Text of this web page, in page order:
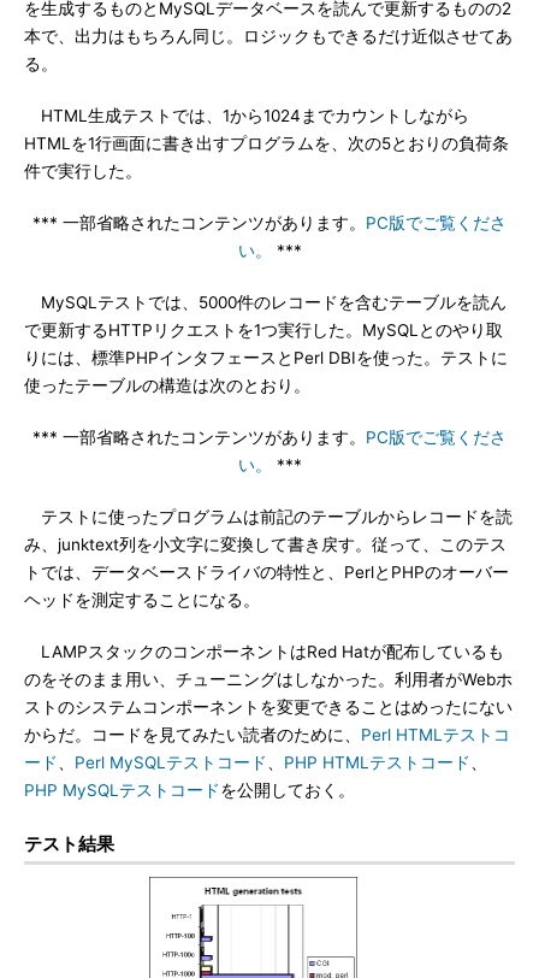
を生成するものとMySQLデータベースを読んで更新するものの2
本で、出力はもちろん同じ。ロジックもできるだけ近似させてあ
る。
HTML生成テストでは、1から1024までカウントしながら
HTMLを1行画面に書き出すプログラムを、次の5とおりの負荷条
件で実行した。
*** 一部省略されたコンテンツがあります。 PC版でご覧くださ
い。
***
MySQLテストでは、5000件のレコードを含むテーブルを読ん
で更新するHTTPリクエストを1つ実行した。MySQLとのやり取
りには、標準PHPインタフェースとPerl DBIを使った。テストに
使ったテーブルの構造は次のとおり。
*** 一部省略されたコンテンツがあります。 PC版でご覧くださ
い。
***
テストに使ったプログラムは前記のテーブルからレコードを読
み、junktext列を小文字に変換して書き戻す。従って、このテス
トでは、データベースドライバの特性と、PerlとPHPのオーバー
ヘッドを測定することになる。
LAMPスタックのコンポーネントはRed Hatが配布しているも
のをそのまま用い、チューニングはしなかった。利用者がWebホ
ストのシステムコンポーネントを変更できることはめったにない
からだ。コードを見てみたい読者のために、 Perl HTMLテストコ
ード
Perl MySQLテストコード PHP HTMLテストコード
PHP MySQLテストコードを公開しておく。
テスト結果